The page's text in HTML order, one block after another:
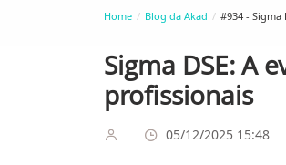
Home Blog da Akad #934 - Sigma
Sigma DSE: A
profissionais
05/12/2025 15:48